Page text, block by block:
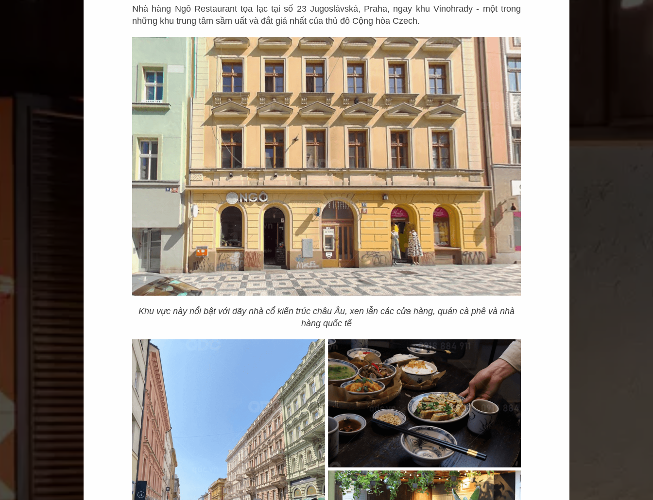
Nhà hàng Ngô Restaurant tọa lạc tại số 23 Jugoslávská, Praha, ngay khu Vinohrady - một trong
những khu trung tâm sầm uất và đắt giá nhất của thủ đô Cộng hòa Czech.
Khu vực này nổi bật với dãy nhà cổ kiến trúc châu Âu, xen lẫn các cửa hàng, quán cà phê và nhà
hàng quốc tế
NHÀ HÀNG KHÁC QUÁN CAFE – TRÀ SỮA
NHÀ HÀNG KHÁC
KHÁCH SẠN - RESORT